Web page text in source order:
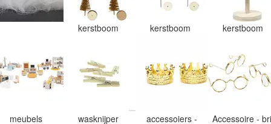
kerstboom kerstboom kerstboom
meubels wasknijper
accessoiers -
Accessoire -